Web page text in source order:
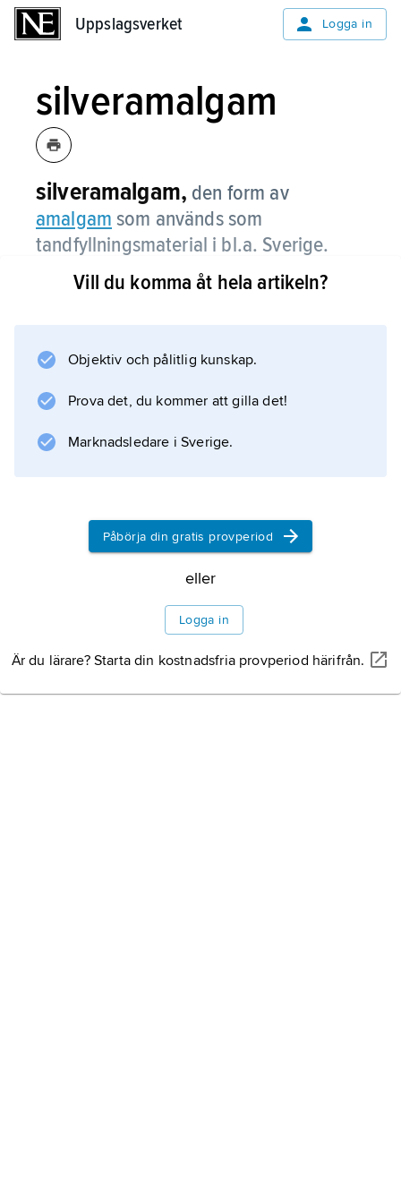
Uppslagsverket Logga in
silveramalgam
silveramalgam, den form av
amalgam som används som
tandfyllningsmaterial i bl.a. Sverige.
Information om artikeln
Vill du komma åt hela artikeln?
Objektiv och pålitlig kunskap.
Prova det, du kommer att gilla det!
Marknadsledare i Sverige.
Påbörja din gratis provperiod
eller
Logga in
Är du lärare? Starta din kostnadsfria provperiod härifrån.